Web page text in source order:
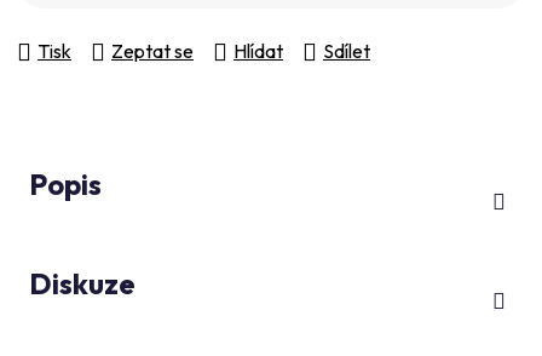
Tisk Zeptat se Hlídat Sdílet
Popis
Diskuze